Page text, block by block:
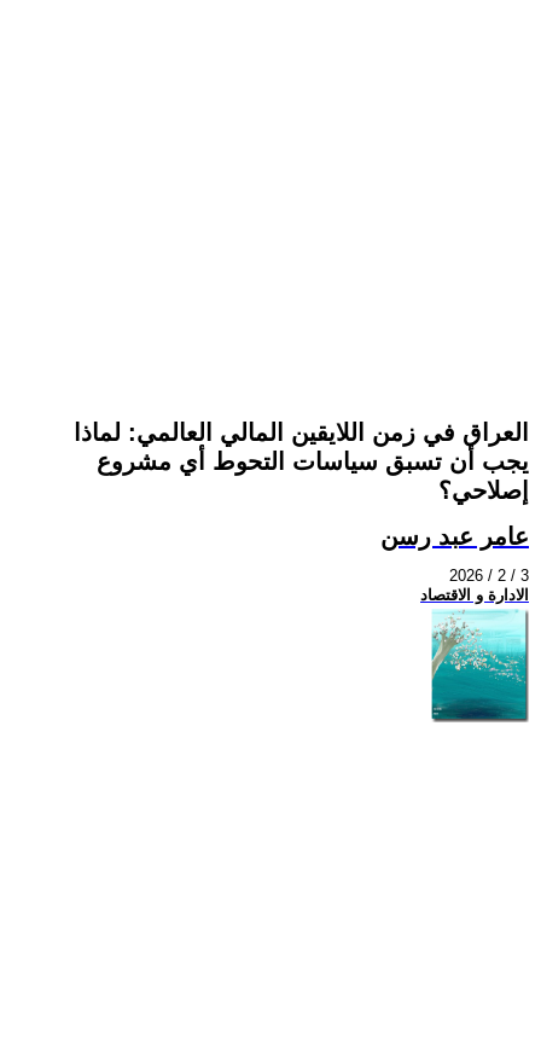
العراق في زمن اللايقين المالي العالمي: لماذا
يجب أن تسبق سياسات التحوط أي مشروع
إصلاحي؟
عامر عبد رسن
2026 / 2 / 3
الادارة و الاقتصاد